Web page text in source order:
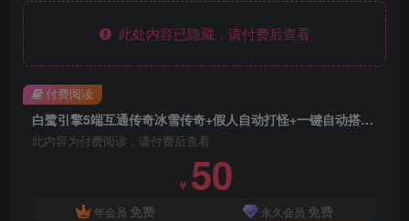
此处内容已隐藏，请付费后查看
白鹭引擎5端互通传奇冰雪传奇+假人自动打怪+一键自动搭建脚本
此内容为付费阅读，请付费后查看
￥ 50
年会员 免费 永久会员 免费
付费阅读